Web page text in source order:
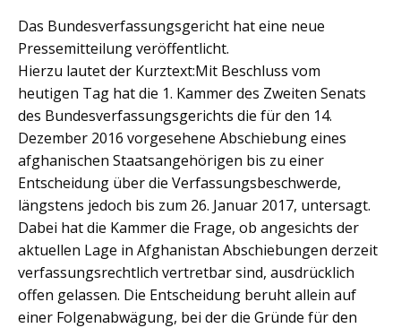
Das Bundesverfassungsgericht hat eine neue
Pressemitteilung veröffentlicht.
Hierzu lautet der Kurztext:Mit Beschluss vom
heutigen Tag hat die 1. Kammer des Zweiten Senats
des Bundesverfassungsgerichts die für den 14.
Dezember 2016 vorgesehene Abschiebung eines
afghanischen Staatsangehörigen bis zu einer
Entscheidung über die Verfassungsbeschwerde,
längstens jedoch bis zum 26. Januar 2017, untersagt.
Dabei hat die Kammer die Frage, ob angesichts der
aktuellen Lage in Afghanistan Abschiebungen derzeit
verfassungsrechtlich vertretbar sind, ausdrücklich
offen gelassen. Die Entscheidung beruht allein auf
einer Folgenabwägung, bei der die Gründe für den